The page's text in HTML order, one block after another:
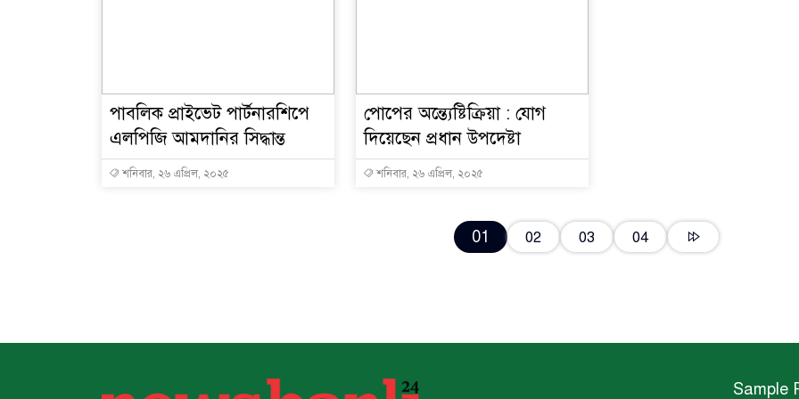
পাবলিক প্রাইভেট পার্টনারশিপে
এলপিজি আমদানির সিদ্ধান্ত
শনিবার, ২৬ এপ্রিল, ২০২৫
পোপের অন্ত্যেষ্টিক্রিয়া : যোগ
দিয়েছেন প্রধান উপদেষ্টা
শনিবার, ২৬ এপ্রিল, ২০২৫
01 02 03 04
Sample